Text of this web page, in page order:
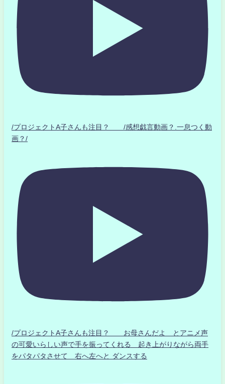
/プロジェクトA子さんも注目？ /感想戯言動画？.一息つく動
画？/
/プロジェクトA子さんも注目？ お母さんだよ とアニメ声
の可愛いらしい声で手を振ってくれる 起き上がりながら両手
をパタパタさせて 右へ左へと ダンスする